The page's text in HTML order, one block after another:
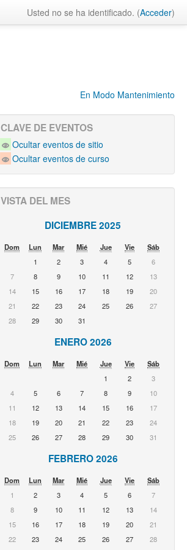
Usted no se ha identificado. (Acceder)
En Modo Mantenimiento
CLAVE DE EVENTOS
Ocultar eventos de sitio
Ocultar eventos de curso
VISTA DEL MES
DICIEMBRE 2025
Dom Lun Mar Mié Jue Vie
Sáb
1
2 3 4 5
6
7
8 9 10 11 12
13
14
15 16 17 18 19
20
21
22 23 24 25 26
27
28
29 30 31
ENERO 2026
Dom Lun Mar Mié Jue Vie
Sáb
1
2
3
4
5 6 7 8 9
10
11
12 13 14 15 16
17
18
19 20 21 22 23
24
25
26 27 28 29 30 31
FEBRERO 2026
Dom Lun Mar Mié Jue Vie
Sáb
1
2 3 4 5 6
7
8
9 10 11 12 13
14
15
16 17 18 19 20
21
22
23 24 25 26 27 28